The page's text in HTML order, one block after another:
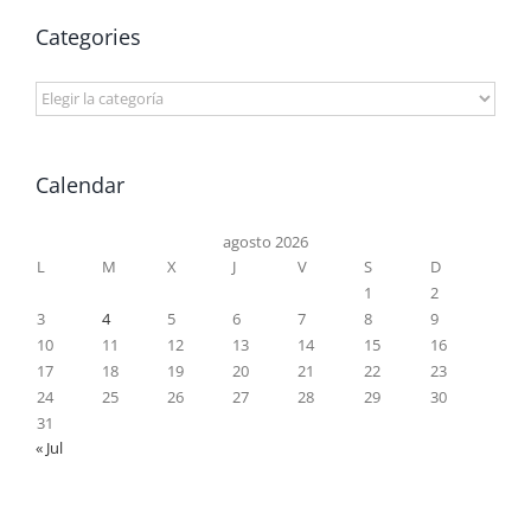
Categories
Categories
Calendar
agosto 2026
L
M X J V S
D
1
2
3
4 5 6 7 8
9
10
11 12 13 14 15
16
17
18 19 20 21 22
23
24
25 26 27 28 29
30
31
« Jul